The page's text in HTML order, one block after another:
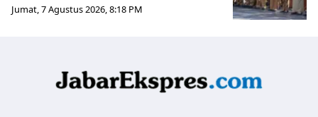
Jumat, 7 Agustus 2026, 8:18 PM